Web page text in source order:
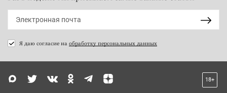
Я даю согласие на обработку персональных данных
18+